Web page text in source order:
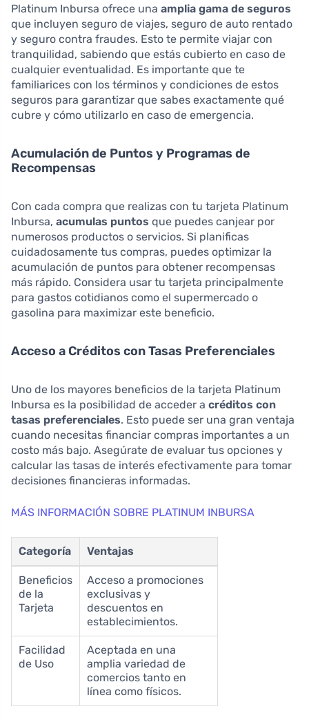
Platinum Inbursa ofrece una amplia gama de seguros
que incluyen seguro de viajes, seguro de auto rentado
y seguro contra fraudes. Esto te permite viajar con
tranquilidad, sabiendo que estás cubierto en caso de
cualquier eventualidad. Es importante que te
familiarices con los términos y condiciones de estos
seguros para garantizar que sabes exactamente qué
cubre y cómo utilizarlo en caso de emergencia.
Acumulación de Puntos y Programas de
Recompensas
Con cada compra que realizas con tu tarjeta Platinum
Inbursa, acumulas puntos que puedes canjear por
numerosos productos o servicios. Si planificas
cuidadosamente tus compras, puedes optimizar la
acumulación de puntos para obtener recompensas
más rápido. Considera usar tu tarjeta principalmente
para gastos cotidianos como el supermercado o
gasolina para maximizar este beneficio.
Acceso a Créditos con Tasas Preferenciales
Uno de los mayores beneficios de la tarjeta Platinum
Inbursa es la posibilidad de acceder a créditos con
tasas preferenciales. Esto puede ser una gran ventaja
cuando necesitas financiar compras importantes a un
costo más bajo. Asegúrate de evaluar tus opciones y
calcular las tasas de interés efectivamente para tomar
decisiones financieras informadas.
MÁS INFORMACIÓN SOBRE PLATINUM INBURSA
Categoría Ventajas
Beneficios
de la
Tarjeta
Acceso a promociones
exclusivas y
descuentos en
establecimientos.
Facilidad
de Uso
Aceptada en una
amplia variedad de
comercios tanto en
línea como físicos.